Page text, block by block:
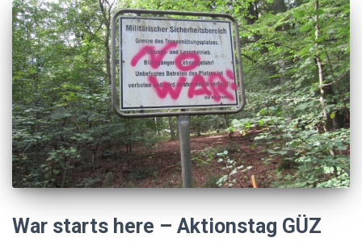
War starts here – Aktionstag GÜZ